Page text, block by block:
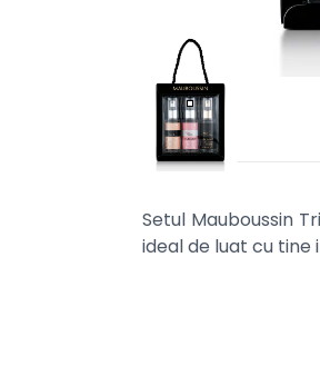
Setul Mauboussin
ideal de luat cu tine